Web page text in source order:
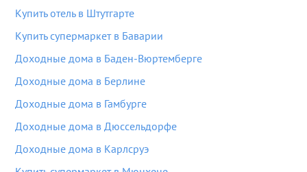
Купить отель в Штутгарте
Купить супермаркет в Баварии
Доходные дома в Баден-Вюртемберге
Доходные дома в Берлине
Доходные дома в Гамбурге
Доходные дома в Дюссельдорфе
Доходные дома в Карлсруэ